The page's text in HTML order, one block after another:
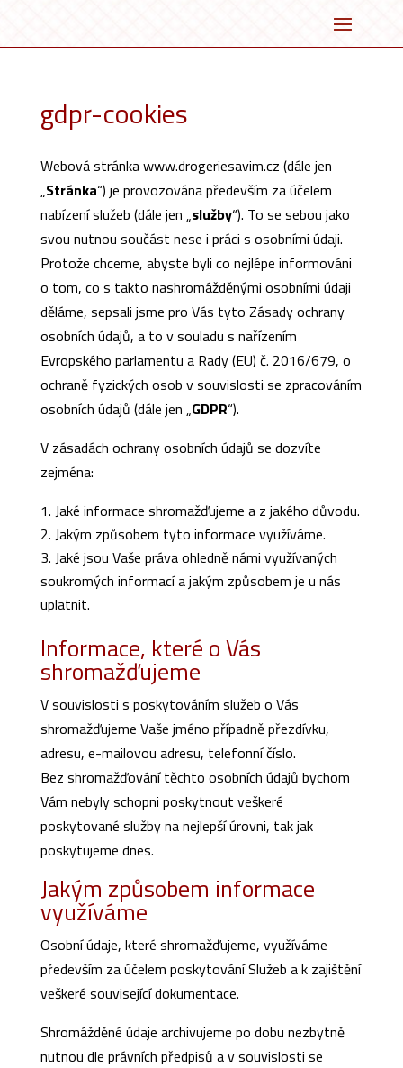
gdpr-cookies
Webová stránka www.drogeriesavim.cz (dále jen
„Stránka“) je provozována především za účelem
nabízení služeb (dále jen „služby“). To se sebou jako
svou nutnou součást nese i práci s osobními údaji.
Protože chceme, abyste byli co nejlépe informováni
o tom, co s takto nashromážděnými osobními údaji
děláme, sepsali jsme pro Vás tyto Zásady ochrany
osobních údajů, a to v souladu s nařízením
Evropského parlamentu a Rady (EU) č. 2016/679, o
ochraně fyzických osob v souvislosti se zpracováním
osobních údajů (dále jen „GDPR“).
V zásadách ochrany osobních údajů se dozvíte
zejména:
Jaké informace shromažďujeme a z jakého důvodu.
Jakým způsobem tyto informace využíváme.
Jaké jsou Vaše práva ohledně námi využívaných
soukromých informací a jakým způsobem je u nás
uplatnit.
Informace, které o Vás
shromažďujeme
V souvislosti s poskytováním služeb o Vás
shromažďujeme Vaše jméno případně přezdívku,
adresu, e-mailovou adresu, telefonní číslo.
Bez shromažďování těchto osobních údajů bychom
Vám nebyly schopni poskytnout veškeré
poskytované služby na nejlepší úrovni, tak jak
poskytujeme dnes.
Jakým způsobem informace
využíváme
Osobní údaje, které shromažďujeme, využíváme
především za účelem poskytování Služeb a k zajištění
veškeré související dokumentace.
Shromážděné údaje archivujeme po dobu nezbytně
nutnou dle právních předpisů a v souvislosti se